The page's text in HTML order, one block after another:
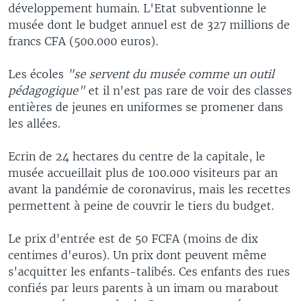
développement humain. L'Etat subventionne le
musée dont le budget annuel est de 327 millions de
francs CFA (500.000 euros).
Les écoles "se servent du musée comme un outil
pédagogique"et il n'est pas rare de voir des classes
entières de jeunes en uniformes se promener dans
les allées.
Ecrin de 24 hectares du centre de la capitale, le
musée accueillait plus de 100.000 visiteurs par an
avant la pandémie de coronavirus, mais les recettes
permettent à peine de couvrir le tiers du budget.
Le prix d'entrée est de 50 FCFA (moins de dix
centimes d'euros). Un prix dont peuvent même
s'acquitter les enfants-talibés. Ces enfants des rues
confiés par leurs parents à un imam ou marabout